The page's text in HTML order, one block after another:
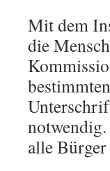
Mit dem
die
alle